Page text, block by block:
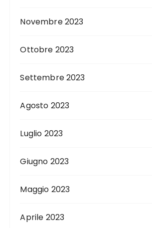
Novembre 2023
Ottobre 2023
Settembre 2023
Agosto 2023
Luglio 2023
Giugno 2023
Maggio 2023
Aprile 2023